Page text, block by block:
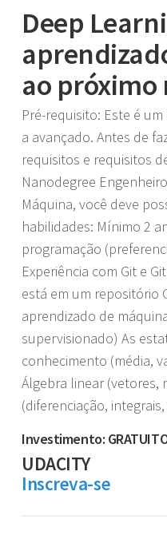
Deep
ao próximo
Pré-requisito: Este é
a avançado. Antes de
requisitos e requisitos
Nanodegree
Máquina, você deve
habilidades: Mínimo 2
programação
Experiência com Git e
está em um repositório
aprendizado de
supervisionado) As
conhecimento (média,
Álgebra linear (vetores,
(diferenciação,
Investimento:
UDACITY
Inscreva-se